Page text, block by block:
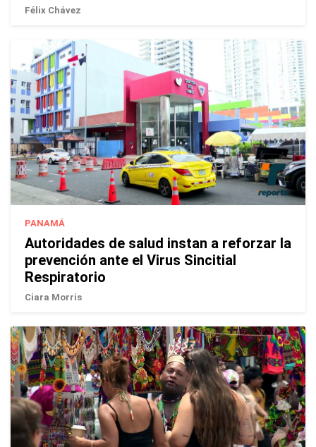
Félix Chávez
PANAMÁ
Autoridades de salud instan a reforzar la
prevención ante el Virus Sincitial
Respiratorio
Ciara Morris